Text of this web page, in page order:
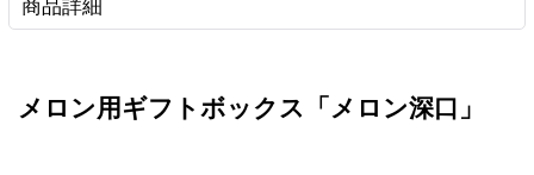
商品詳細
メロン用ギフトボックス「メロン深口」